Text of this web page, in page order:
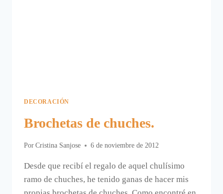
DECORACIÓN
Brochetas de chuches.
Por Cristina Sanjose 6 de noviembre de 2012
Desde que recibí el regalo de aquel chulísimo
ramo de chuches, he tenido ganas de hacer mis